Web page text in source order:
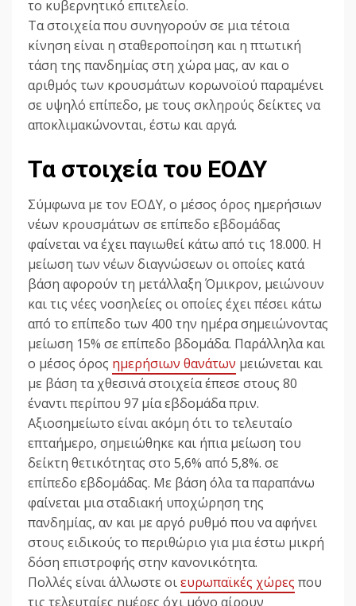
το κυβερνητικό επιτελείο.
Τα στοιχεία που συνηγορούν σε μια τέτοια
κίνηση είναι η σταθεροποίηση και η πτωτική
τάση της πανδημίας στη χώρα μας, αν και ο
αριθμός των κρουσμάτων κορωνοϊού παραμένει
σε υψηλό επίπεδο, με τους σκληρούς δείκτες να
αποκλιμακώνονται, έστω και αργά.
Τα στοιχεία του ΕΟΔΥ
Σύμφωνα με τον ΕΟΔΥ, ο μέσος όρος ημερήσιων
νέων κρουσμάτων σε επίπεδο εβδομάδας
φαίνεται να έχει παγιωθεί κάτω από τις 18.000. Η
μείωση των νέων διαγνώσεων οι οποίες κατά
βάση αφορούν τη μετάλλαξη Όμικρον, μειώνουν
και τις νέες νοσηλείες οι οποίες έχει πέσει κάτω
από το επίπεδο των 400 την ημέρα σημειώνοντας
μείωση 15% σε επίπεδο βδομάδα. Παράλληλα και
ο μέσος όρος ημερήσιων θανάτων μειώνεται και
με βάση τα χθεσινά στοιχεία έπεσε στους 80
έναντι περίπου 97 μία εβδομάδα πριν.
Αξιοσημείωτο είναι ακόμη ότι το τελευταίο
επταήμερο, σημειώθηκε και ήπια μείωση του
δείκτη θετικότητας στο 5,6% από 5,8%. σε
επίπεδο εβδομάδας. Με βάση όλα τα παραπάνω
φαίνεται μια σταδιακή υποχώρηση της
πανδημίας, αν και με αργό ρυθμό που να αφήνει
στους ειδικούς το περιθώριο για μια έστω μικρή
δόση επιστροφής στην κανονικότητα.
Πολλές είναι άλλωστε οιευρωπαϊκές χώρες που
τις τελευταίες ημέρες όχι μόνο αίρουν